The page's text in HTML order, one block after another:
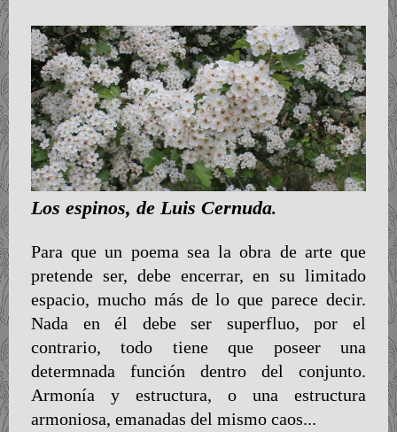
Los espinos, de Luis Cernuda.
Para que un poema sea la obra de arte que
pretende ser, debe encerrar, en su limitado
espacio, mucho más de lo que parece decir.
Nada en él debe ser superfluo, por el
contrario, todo tiene que poseer una
determnada función dentro del conjunto.
Armonía y estructura, o una estructura
armoniosa, emanadas del mismo caos...